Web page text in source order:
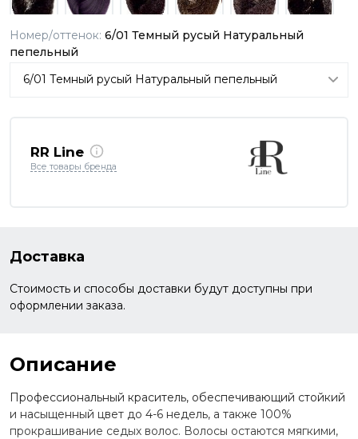
Номер/оттенок: 6/01 Темный русый Натуральный
пепельный
RR Line
Все товары бренда
Доставка
Стоимость и способы доставки будут доступны при
оформлении заказа.
Описание
Профессиональный краситель, обеспечивающий стойкий
и насыщенный цвет до 4-6 недель, а также 100%
прокрашивание седых волос. Волосы остаются мягкими,